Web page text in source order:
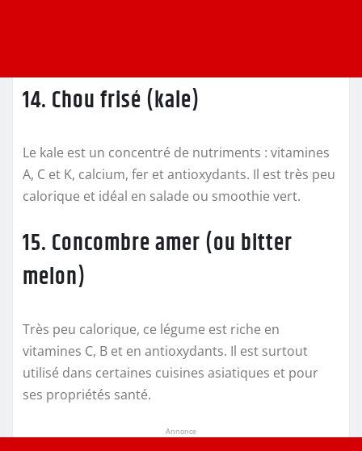
14. Chou frisé (kale)
Le kale est un concentré de nutriments : vitamines
A, C et K, calcium, fer et antioxydants. Il est très peu
calorique et idéal en salade ou smoothie vert.
15. Concombre amer (ou bitter
melon)
Très peu calorique, ce légume est riche en
vitamines C, B et en antioxydants. Il est surtout
utilisé dans certaines cuisines asiatiques et pour
ses propriétés santé.
Annonce